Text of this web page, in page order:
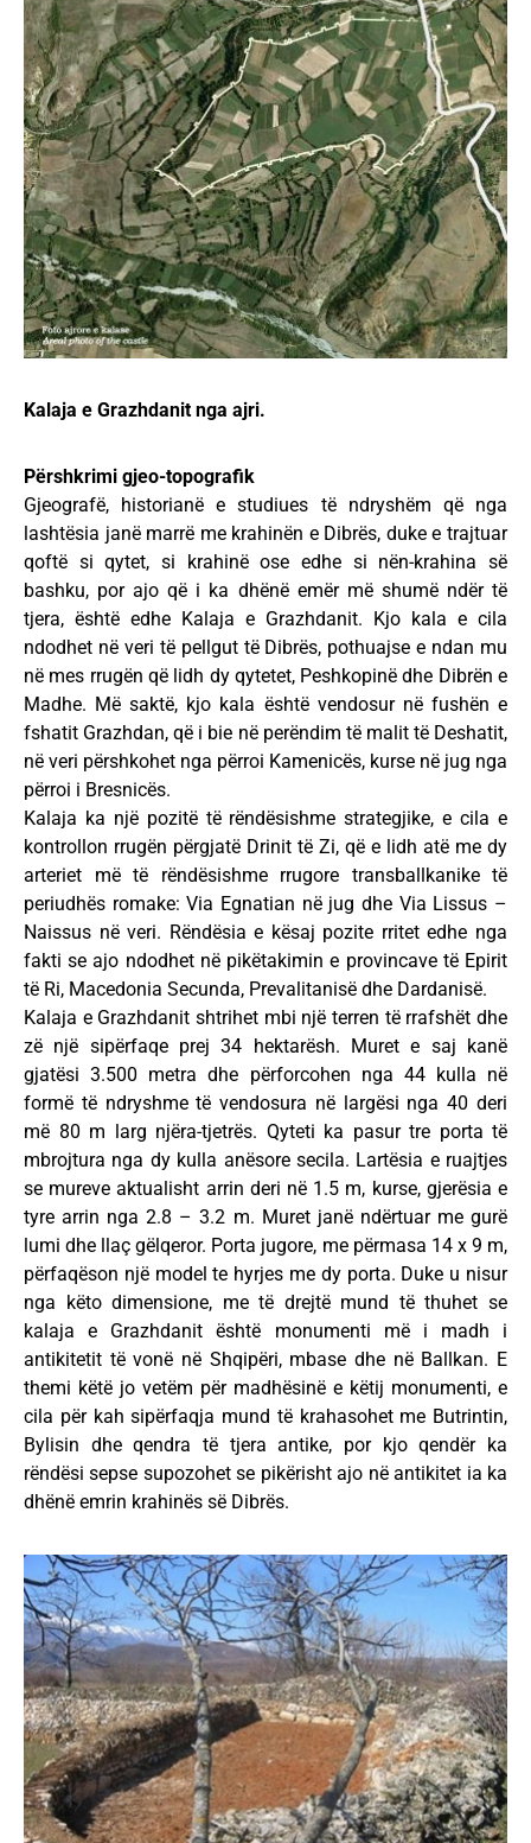
Kalaja e Grazhdanit nga ajri.
Përshkrimi gjeo-topografik
Gjeografë, historianë e studiues të ndryshëm që nga
lashtësia janë marrë me krahinën e Dibrës, duke e trajtuar
qoftë si qytet, si krahinë ose edhe si nën-krahina së
bashku, por ajo që i ka dhënë emër më shumë ndër të
tjera, është edhe Kalaja e Grazhdanit. Kjo kala e cila
ndodhet në veri të pellgut të Dibrës, pothuajse e ndan mu
në mes rrugën që lidh dy qytetet, Peshkopinë dhe Dibrën e
Madhe. Më saktë, kjo kala është vendosur në fushën e
fshatit Grazhdan, që i bie në perëndim të malit të Deshatit,
në veri përshkohet nga përroi Kamenicës, kurse në jug nga
përroi i Bresnicës.
Kalaja ka një pozitë të rëndësishme strategjike, e cila e
kontrollon rrugën përgjatë Drinit të Zi, që e lidh atë me dy
arteriet më të rëndësishme rrugore transballkanike të
periudhës romake: Via Egnatian në jug dhe Via Lissus –
Naissus në veri. Rëndësia e kësaj pozite rritet edhe nga
fakti se ajo ndodhet në pikëtakimin e provincave të Epirit
të Ri, Macedonia Secunda, Prevalitanisë dhe Dardanisë.
Kalaja e Grazhdanit shtrihet mbi një terren të rrafshët dhe
zë një sipërfaqe prej 34 hektarësh. Muret e saj kanë
gjatësi 3.500 metra dhe përforcohen nga 44 kulla në
formë të ndryshme të vendosura në largësi nga 40 deri
më 80 m larg njëra-tjetrës. Qyteti ka pasur tre porta të
mbrojtura nga dy kulla anësore secila. Lartësia e ruajtjes
se mureve aktualisht arrin deri në 1.5 m, kurse, gjerësia e
tyre arrin nga 2.8 – 3.2 m. Muret janë ndërtuar me gurë
lumi dhe llaç gëlqeror. Porta jugore, me përmasa 14 x 9 m,
përfaqëson një model te hyrjes me dy porta. Duke u nisur
nga këto dimensione, me të drejtë mund të thuhet se
kalaja e Grazhdanit është monumenti më i madh i
antikitetit të vonë në Shqipëri, mbase dhe në Ballkan. E
themi këtë jo vetëm për madhësinë e këtij monumenti, e
cila për kah sipërfaqja mund të krahasohet me Butrintin,
Bylisin dhe qendra të tjera antike, por kjo qendër ka
rëndësi sepse supozohet se pikërisht ajo në antikitet ia ka
dhënë emrin krahinës së Dibrës.